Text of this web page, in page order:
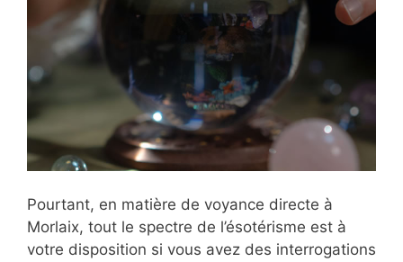
Pourtant, en matière de voyance directe à
Morlaix, tout le spectre de l’ésotérisme est à
votre disposition si vous avez des interrogations